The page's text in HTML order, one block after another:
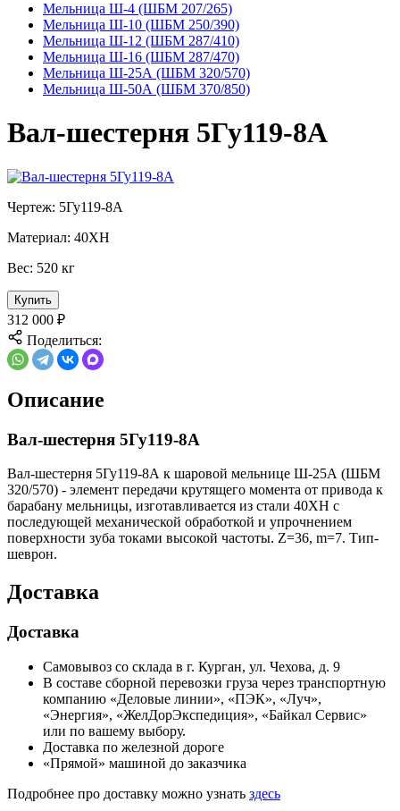
Мельница Ш-4 (ШБМ 207/265)
Мельница Ш-10 (ШБМ 250/390)
Мельница Ш-12 (ШБМ 287/410)
Мельница Ш-16 (ШБМ 287/470)
Мельница Ш-25А (ШБМ 320/570)
Мельница Ш-50А (ШБМ 370/850)
Вал-шестерня 5Гу119-8А
Чертеж: 5Гу119-8А
Материал: 40ХН
Вес: 520 кг
Купить
312 000 ₽
Поделиться:
Описание
Вал-шестерня 5Гу119-8А
Вал-шестерня 5Гу119-8А к шаровой мельнице Ш-25А (ШБМ
320/570) - элемент передачи крутящего момента от привода к
барабану мельницы, изготавливается из стали 40ХН с
последующей механической обработкой и упрочнением
поверхности зуба токами высокой частоты. Z=36, m=7. Тип-
шеврон.
Доставка
Доставка
Самовывоз со склада в г. Курган, ул. Чехова, д. 9
В составе сборной перевозки груза через транспортную
компанию «Деловые линии», «ПЭК», «Луч»,
«Энергия», «ЖелДорЭкспедиция», «Байкал Сервис»
или по вашему выбору.
Доставка по железной дороге
«Прямой» машиной до заказчика
Подробнее про доставку можно узнать здесь